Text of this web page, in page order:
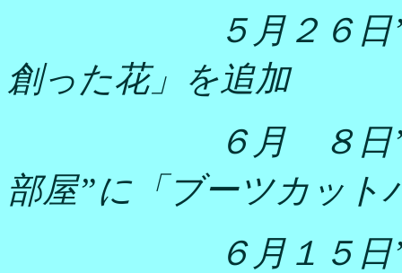
５月２６
創った花」を追加
６月 ８日
部屋”に「ブーツカット
６月１５